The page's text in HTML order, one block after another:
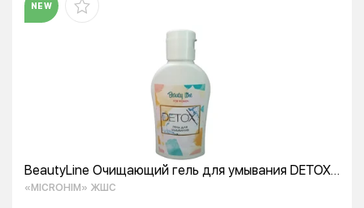
NEW
BeautyLine Очищающий гель для умывания DETOX
for WOMEN
«MICROHIM» ЖШС